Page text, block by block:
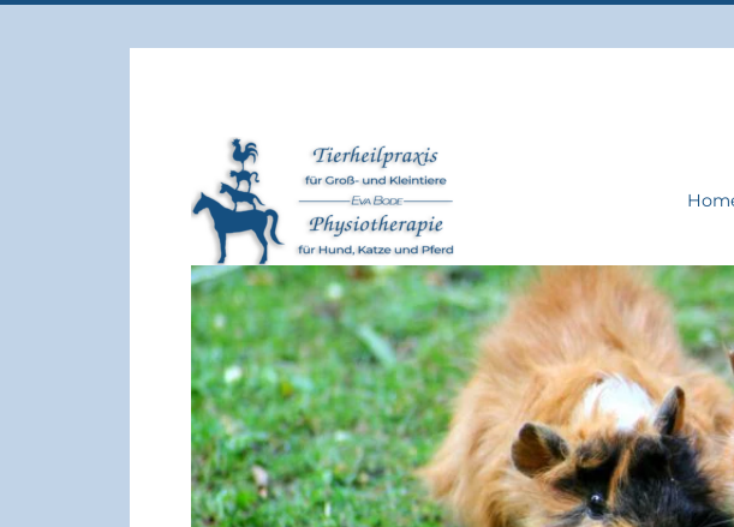
Tierheilpraxis
für Groß und Kleintiere